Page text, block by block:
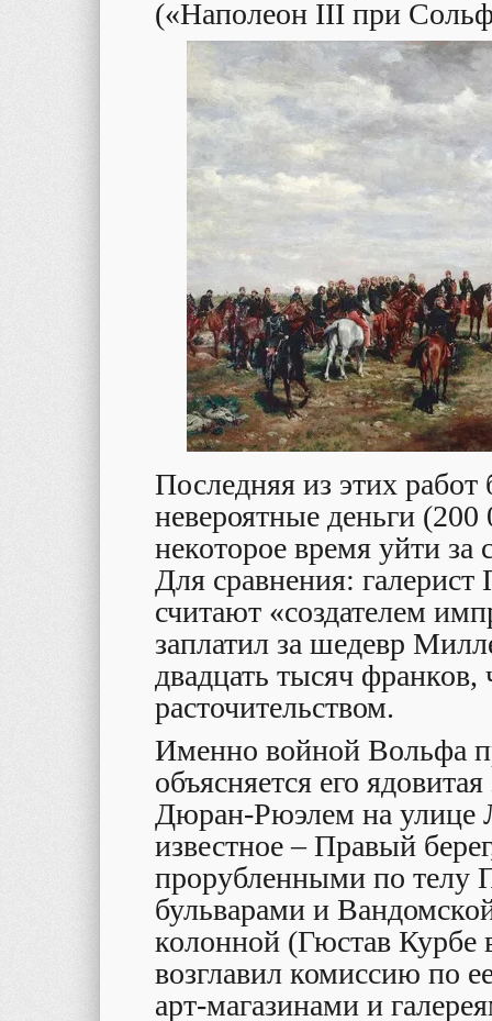
(«Наполеон III при
Последняя из этих работ
невероятные деньги
некоторое время уйти
Для сравнения:
считают «создателем
заплатил за шедевр
двадцать тысяч франков,
расточительством.
Именно войной Вольфа
объясняется его
Дюран-Рюэлем на улице
известное – Правый
прорубленными по телу
бульварами и
колонной (Гюстав Курбе
возглавил комиссию по
арт-магазинами и